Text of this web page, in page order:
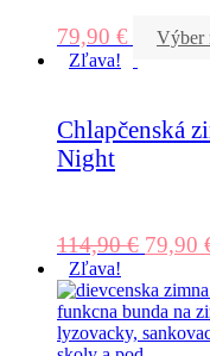
79,90 €
Výber
Zľava!
Chlapčenská
Night
114,90€ 79,90
Zľava!